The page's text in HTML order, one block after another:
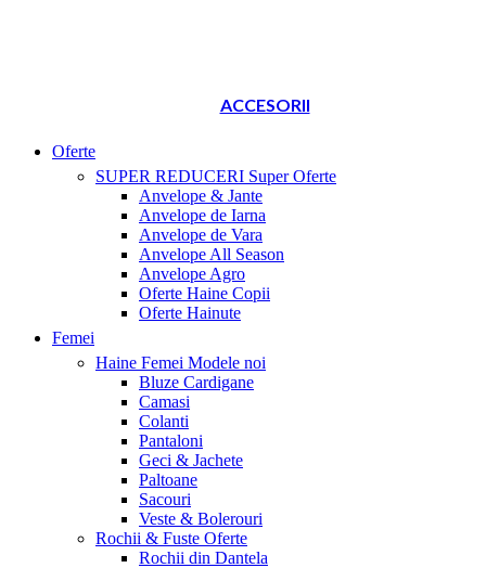
ACCESORII
Oferte
SUPER REDUCERI Super Oferte
Anvelope & Jante
Anvelope de Iarna
Anvelope de Vara
Anvelope All Season
Anvelope Agro
Oferte Haine Copii
Oferte Hainute
Femei
Haine Femei Modele noi
Bluze Cardigane
Camasi
Colanti
Pantaloni
Geci & Jachete
Paltoane
Sacouri
Veste & Bolerouri
Rochii & Fuste Oferte
Rochii din Dantela